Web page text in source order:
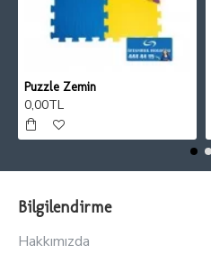
Puzzle Zemin
0,00TL
Bilgilendirme
Hakkımızda